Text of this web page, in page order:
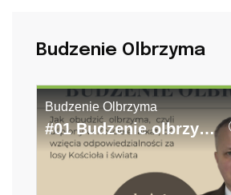
Budzenie Olbrzyma